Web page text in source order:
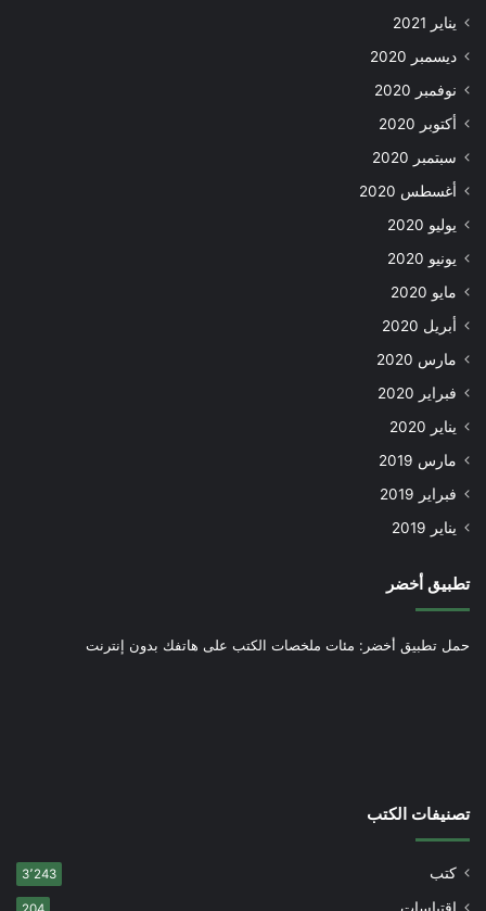
يناير 2021
ديسمبر 2020
نوفمبر 2020
أكتوبر 2020
سبتمبر 2020
أغسطس 2020
يوليو 2020
يونيو 2020
مايو 2020
أبريل 2020
مارس 2020
فبراير 2020
يناير 2020
مارس 2019
فبراير 2019
يناير 2019
تطبيق أخضر
حمل تطبيق أخضر: مئات ملخصات الكتب على هاتفك بدون إنترنت
تصنيفات الكتب
كتب 3٬243